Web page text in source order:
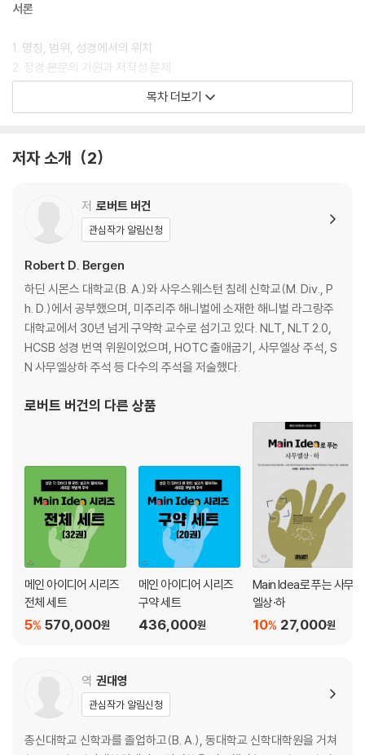
서론
1. 명칭, 범위, 성경에서의 위치
2. 정경 본문의 기원과 저작성 문제
3. 정경 본문 전승
2. 여호와가 한나의 가족에게 복을 주고 엘리의 가족을 심판하다(2:12-3
3. 여호와가 사무엘을 이스라엘의 선지자로 만들다(3:1-4:1a)
4. 하나님의 궤가 침탈당했을 때 엘리의 가문이 몰락하다(4:1b-22)
5. 사무엘 재임 중에 여호와가 승리하다(5:1-7:17)
II. 여호와가 이스라엘에게 “다른 모든 나라가 가진 것처럼” 왕을 주다(8:
1-14:52)
2. 이스라엘의 장로들이 왕을 요구하다(8:4-6)
3. 여호와가 장로들의 사악한 요구를 승인하다(8:7-22)
4. 여호와가 사울을 이스라엘을 다스릴 왕으로 선택하다(9:1-12:25)
5. 사울 스스로 이스라엘의 왕으로 부적절함을 증명하다(13:1-14:46)
6. 사울의 업적과 계보 개관(14:47-52)
III. 여호와가 이스라엘에 “여호와의 마음에 맞는” 왕을 주다(삼상 15:1-
삼하 1:27)
1. 여호와가 사울을 거부하다(15:1-35)
2. 여호와가 다윗을 높이고 다윗에게 권능을 주다(16:1-13)
42)
5. 다윗이 아말렉 족속을 정벌할 때 블레셋 족속이 사울을 무찌르다(30:1
-31:13)
6. 사울 가문에서 일어난 비극에 다윗이 응답하다(삼하 1:1-27)
목차 더보기
저자 소개 2
저 로버트 버건
관심작가 알림신청
Robert D. Bergen
하딘 시몬스 대학교(B. A.)와 사우스웨스턴 침례 신학교(M. Div., P
h. D.)에서 공부했으며, 미주리주 해니벌에 소재한 해니벌 라그랑주
대학교에서 30년 넘게 구약학 교수로 섬기고 있다. NLT, NLT 2.0,
HCSB 성경 번역 위원이었으며, HOTC 출애굽기, 사무엘상 주석, S
N 사무엘상하 주석 등 다수의 주석을 저술했다.
로버트 버건의 다른 상품
메인 아이디어 시리즈
전체 세트
570,000원
5%
메인 아이디어 시리즈
구약 세트
436,000원
Main Idea로 푸는 사무
엘상·하
27,000원
10%
역 권대영
관심작가 알림신청
총신대학교 신학과를 졸업하고(B. A.), 동대학교 신학대학원을 거쳐